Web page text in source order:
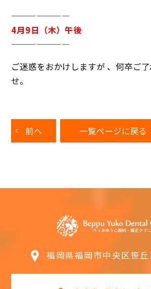
———————
4月9日（木）午後
———————
ご迷惑をおかけしますが 、何卒ご
せ。
前へ 一覧ページに戻る
福岡県福岡市中央区笹